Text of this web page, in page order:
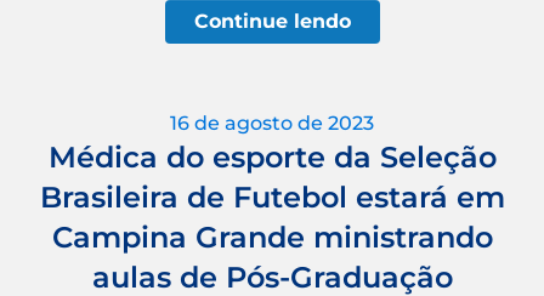
Continue lendo
16 de agosto de 2023
Médica do esporte da Seleção
Brasileira de Futebol estará em
Campina Grande ministrando
aulas de Pós-Graduação